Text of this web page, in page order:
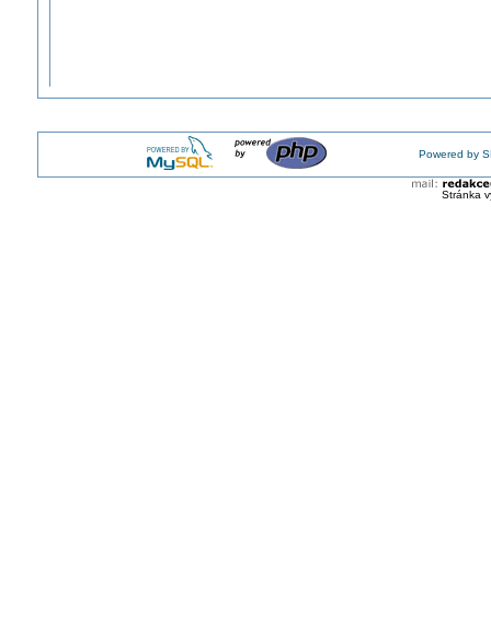
Powered by
Stránka